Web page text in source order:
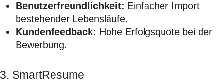
Benutzerfreundlichkeit: Einfacher Import
bestehender Lebensläufe.
Kundenfeedback: Hohe Erfolgsquote bei der
Bewerbung.
3. SmartResume